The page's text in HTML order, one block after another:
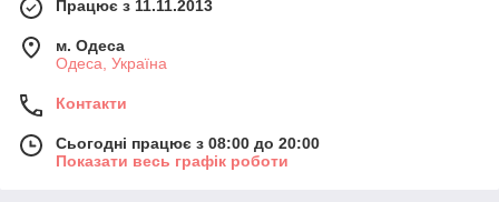
Працює з 11.11.2013
м. Одеса
Одеса, Україна
Контакти
Сьогодні працює з 08:00 до 20:00
Показати весь графік роботи